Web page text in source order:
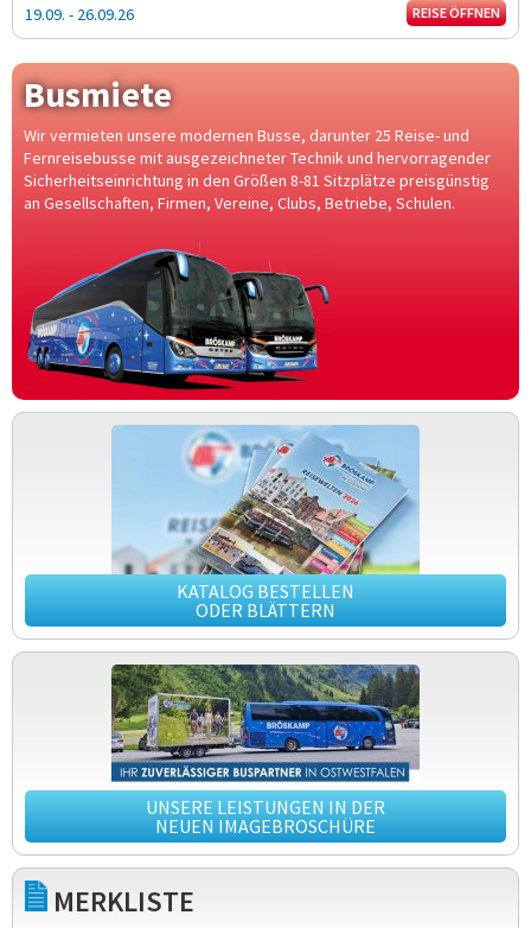
19.09. - 26.09.26 REISE ÖFFNEN
Busmiete
Wir vermieten unsere modernen Busse, darunter 25 Reise- und
Fernreisebusse mit ausgezeichneter Technik und hervorragender
Sicherheitseinrichtung in den Größen 8-81 Sitzplätze preisgünstig
an Gesellschaften, Firmen, Vereine, Clubs, Betriebe, Schulen.
KATALOG BESTELLEN
ODER BLÄTTERN
UNSERE LEISTUNGEN IN DER
NEUEN IMAGEBROSCHÜRE
MERKLISTE